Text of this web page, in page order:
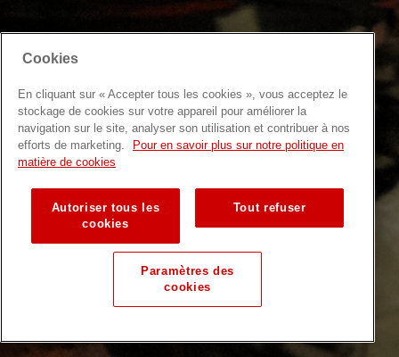
Cookies
En cliquant sur « Accepter tous les cookies », vous acceptez le
stockage de cookies sur votre appareil pour améliorer la
navigation sur le site, analyser son utilisation et contribuer à nos
efforts de marketing.
Pour en savoir plus sur notre politique en
matière de cookies
Autoriser tous les
cookies
Tout refuser
Paramètres des
cookies